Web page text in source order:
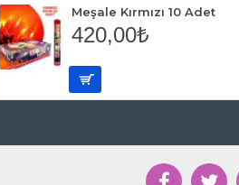
Elsa Frozen Folyo Balon 50 cm
70,00₺